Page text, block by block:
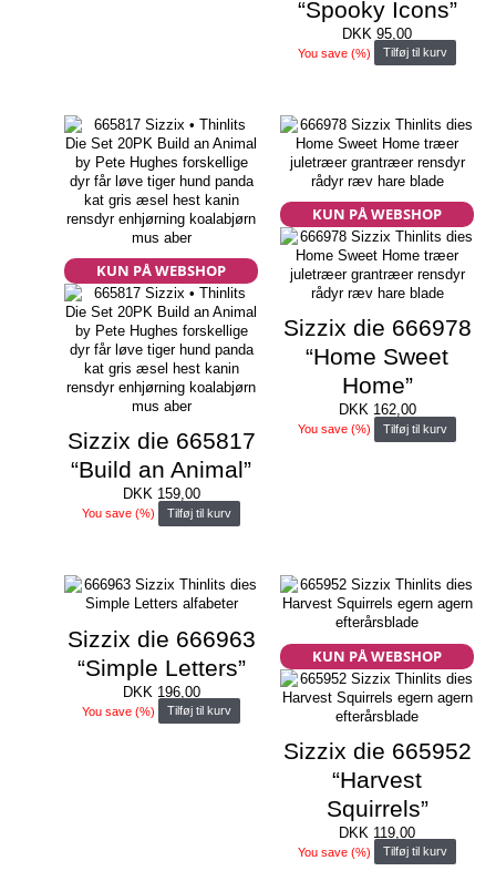
“Spooky Icons”
DKK 95,00
You save (%) Tilføj til kurv
KUN PÅ WEBSHOP
Sizzix die 665817
“Build an Animal”
DKK159,00
You save(%) Tilføj til kurv
KUN PÅ WEBSHOP
Sizzix die 666978
“Home Sweet
Home”
DKK162,00
You save (%) Tilføj til kurv
Sizzix die 666963
“Simple Letters”
DKK 196,00
You save(%) Tilføj til kurv
KUN PÅ WEBSHOP
Sizzix die 665952
“Harvest
Squirrels”
DKK 119,00
You save (%) Tilføj til kurv